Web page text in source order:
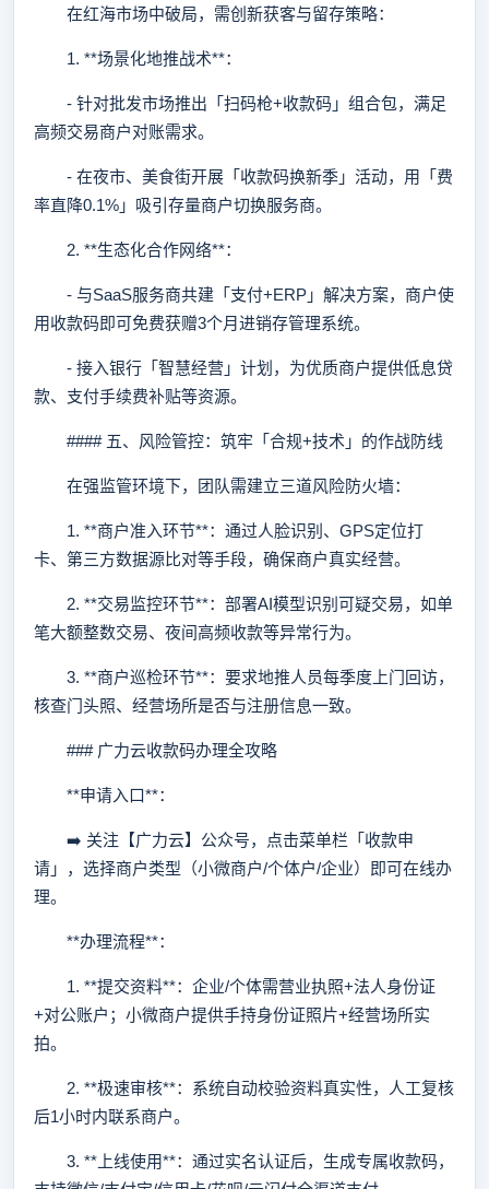
在红海市场中破局，需创新获客与留存策略：
1. **场景化地推战术**：
- 针对批发市场推出「扫码枪+收款码」组合包，满足
高频交易商户对账需求。
- 在夜市、美食街开展「收款码换新季」活动，用「费
率直降0.1%」吸引存量商户切换服务商。
2. **生态化合作网络**：
- 与SaaS服务商共建「支付+ERP」解决方案，商户使
用收款码即可免费获赠3个月进销存管理系统。
- 接入银行「智慧经营」计划，为优质商户提供低息贷
款、支付手续费补贴等资源。
#### 五、风险管控：筑牢「合规+技术」的作战防线
在强监管环境下，团队需建立三道风险防火墙：
1. **商户准入环节**：通过人脸识别、GPS定位打
卡、第三方数据源比对等手段，确保商户真实经营。
2. **交易监控环节**：部署AI模型识别可疑交易，如单
笔大额整数交易、夜间高频收款等异常行为。
3. **商户巡检环节**：要求地推人员每季度上门回访，
核查门头照、经营场所是否与注册信息一致。
### 广力云收款码办理全攻略
**申请入口**：
➡️ 关注【广力云】公众号，点击菜单栏「收款申
请」，选择商户类型（小微商户/个体户/企业）即可在线办
理。
**办理流程**：
1. **提交资料**：企业/个体需营业执照+法人身份证
+对公账户；小微商户提供手持身份证照片+经营场所实
拍。
2. **极速审核**：系统自动校验资料真实性，人工复核
后1小时内联系商户。
3. **上线使用**：通过实名认证后，生成专属收款码，